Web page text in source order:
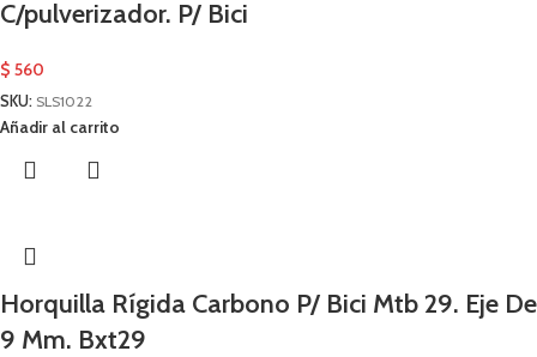
C/pulverizador. P/ Bici
$ 560
SKU: SLS1022
Añadir al carrito
Horquilla Rígida Carbono P/ Bici Mtb 29. Eje De
9 Mm. Bxt29